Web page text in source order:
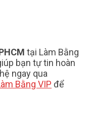
tại Làm Bằng
bạn tự tin hoàn
ngay qua
Bằng VIP để